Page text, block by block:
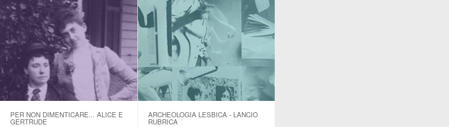
PER NON DIMENTICARE... ALICE E
GERTRUDE
ARCHEOLOGIA LESBICA - LANCIO
RUBRICA